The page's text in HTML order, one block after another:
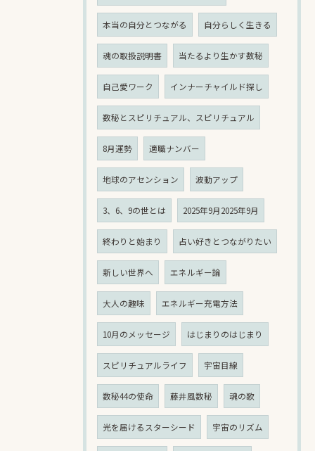
本当の自分とつながる 自分らしく生きる
魂の取扱説明書 当たるより生かす数秘
自己愛ワーク インナーチャイルド探し
数秘とスピリチュアル、スピリチュアル
8月運勢 適職ナンバー
地球のアセンション 波動アップ
3、6、9の世とは 2025年9月2025年9月
終わりと始まり 占い好きとつながりたい
新しい世界へ エネルギー論
大人の趣味 エネルギー充電方法
10月のメッセージ はじまりのはじまり
スピリチュアルライフ 宇宙目線
数秘44の使命 藤井風数秘 魂の歌
光を届けるスターシード 宇宙のリズム